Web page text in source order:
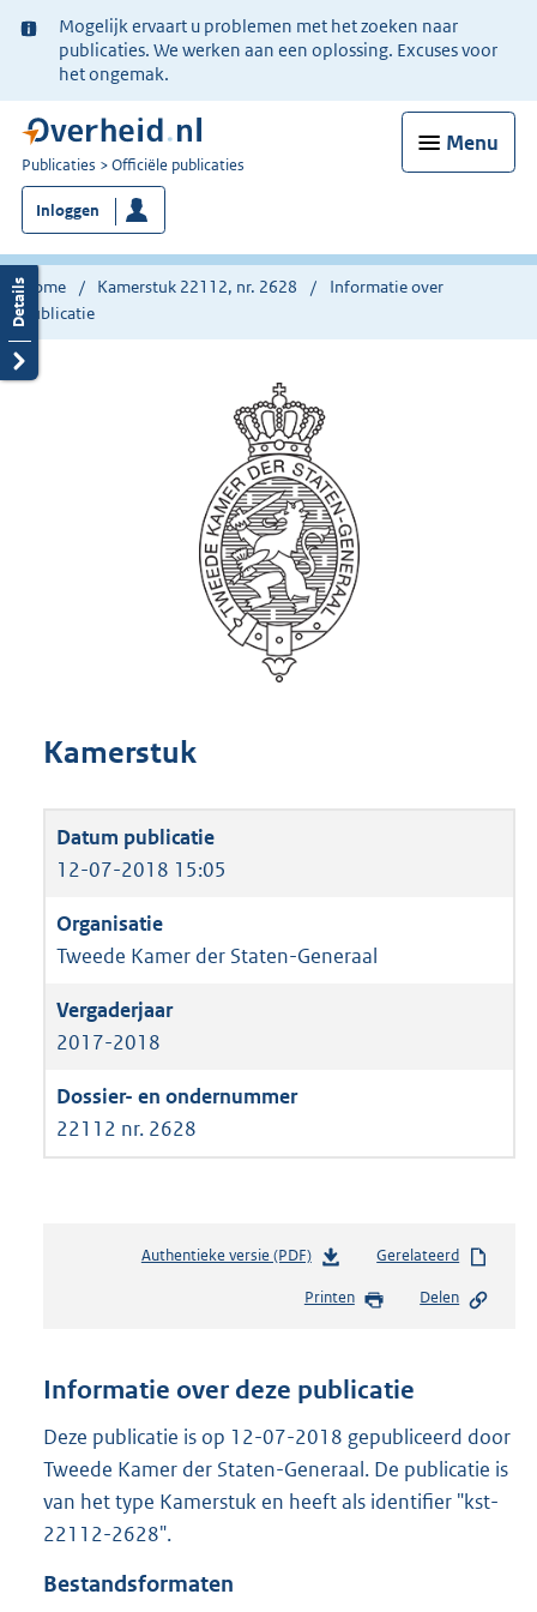
Ter
informatie:
Mogelijk ervaart u problemen met het zoeken naar
publicaties. We werken aan een oplossing. Excuses voor
het ongemak.
Menu
U
bent
nu
hier:
Publicaties Officiële publicaties
Inloggen
Home Kamerstuk 22112, nr. 2628
Informatie over
publicatie
Kamerstuk
12-07-2018 15:05
Tweede Kamer der Staten-Generaal
2017-2018
22112 nr. 2628
Authentieke versie (PDF)b
s
n
s
r
o
Gerelateerd
Printen Delen
Informatie over deze publicatie
Deze publicatie is op 12-07-2018 gepubliceerd door
Tweede Kamer der Staten-Generaal. De publicatie is
van het type Kamerstuk en heeft als identifier "kst-
22112-2628".
Bestandsformaten